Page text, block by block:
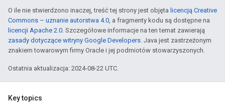
O ile nie stwierdzono inaczej, treść tej strony jest objęta licencją Creative
Commons – uznanie autorstwa 4.0, a fragmenty kodu są dostępne na
licencji Apache 2.0. Szczegółowe informacje na ten temat zawierają
zasady dotyczące witryny Google Developers. Java jest zastrzeżonym
znakiem towarowym firmy Oracle i jej podmiotów stowarzyszonych.
Ostatnia aktualizacja: 2024-08-22 UTC.
Key topics